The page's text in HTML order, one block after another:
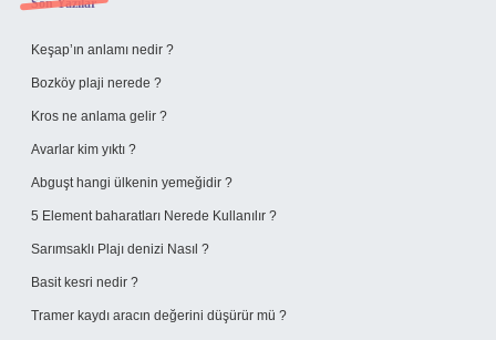
Sidebar
Son Yazılar
Keşap’ın anlamı nedir ?
Bozköy plaji nerede ?
Kros ne anlama gelir ?
Avarlar kim yıktı ?
Abguşt hangi ülkenin yemeğidir ?
5 Element baharatları Nerede Kullanılır ?
Sarımsaklı Plajı denizi Nasıl ?
Basit kesri nedir ?
Tramer kaydı aracın değerini düşürür mü ?